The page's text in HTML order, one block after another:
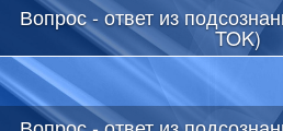
Вопрос - ответ из
TOK)